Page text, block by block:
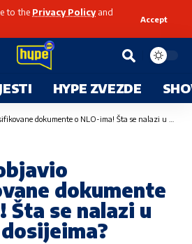
to the Privacy Policyand
Accept
HYPE ZVEZDE
dokumente o NLO-ima! Šta se nalazi u najnovijim dosijeima?
dokumente
Šta se nalazi u